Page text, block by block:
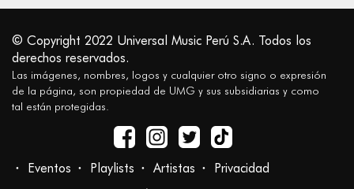
© Copyright 2022 Universal Music Perú S.A. Todos los
derechos reservados.
Las imágenes, nombres, logos y cualquier otro signo o expresión
de la página, son propiedad de UMG y sus subsidiarias y como
tal están protegidas.
Eventos Playlists Artistas Privacidad